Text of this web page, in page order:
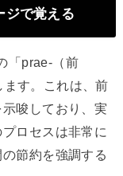
で覚える
「prae-（前
す。これは、前
唆しており、実
ロセスは非常に
節約を強調する